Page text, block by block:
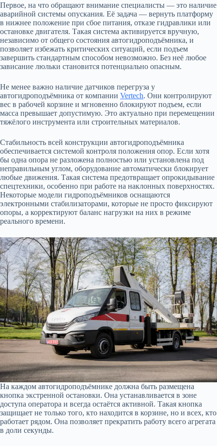
Первое, на что обращают внимание специалисты — это наличие
аварийной системы опускания. Её задача — вернуть платформу
в нижнее положение при сбое питания, отказе гидравлики или
остановке двигателя. Такая система активируется вручную,
независимо от общего состояния автогидроподъёмника, и
позволяет избежать критических ситуаций, если подъем
завершить стандартным способом невозможно. Без неё любое
зависание люльки становится потенциально опасным.
Не менее важно наличие датчиков перегруза у
автогидроподъёмника от компании Vertech. Они контролируют
вес в рабочей корзине и мгновенно блокируют подъем, если
масса превышает допустимую. Это актуально при перемещении
тяжёлого инструмента или строительных материалов.
Стабильность всей конструкции автогидроподъёмника
обеспечивается системой контроля положения опор. Если хотя
бы одна опора не разложена полностью или установлена под
неправильным углом, оборудование автоматически блокирует
любые движения. Такая система предотвращает опрокидывание
спецтехники, особенно при работе на наклонных поверхностях.
Некоторые модели гидроподъёмников оснащаются
электронными стабилизаторами, которые не просто фиксируют
опоры, а корректируют баланс нагрузки на них в режиме
реального времени.
На каждом автогидроподъёмнике должна быть размещена
кнопка экстренной остановки. Она устанавливается в зоне
доступа оператора и всегда остаётся активной. Такая кнопка
защищает не только того, кто находится в корзине, но и всех, кто
работает рядом. Она позволяет прекратить работу всего агрегата
в доли секунды.